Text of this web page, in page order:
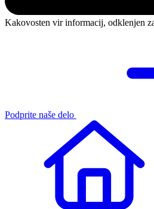
Kakovosten vir informacij, odklenjen
Podprite naše delo